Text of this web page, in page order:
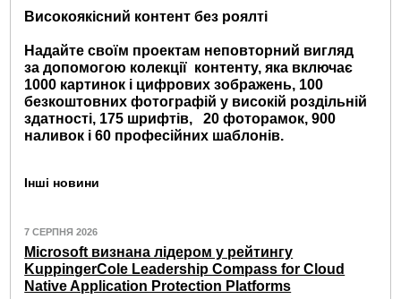
Високоякісний контент без роялті
Надайте своїм проектам неповторний вигляд
за допомогою колекції контенту, яка включає
1000 картинок і цифрових зображень, 100
безкоштовних фотографій у високій роздільній
здатності, 175 шрифтів, 20 фоторамок, 900
наливок і 60 професійних шаблонів.
Інші новини
7 СЕРПНЯ 2026
Microsoft визнана лідером у рейтингу
KuppingerCole Leadership Compass for Cloud
Native Application Protection Platforms